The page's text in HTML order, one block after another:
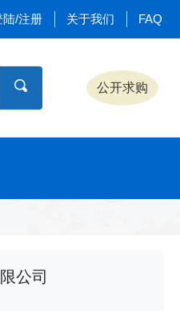
陆/注册 关于我们 FAQ
公开求购
公司